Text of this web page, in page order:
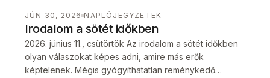
JÚN 30, 2026 NAPLÓJEGYZETEK
Irodalom a sötét időkben
2026. június 11., csütörtök Az irodalom a sötét időkben
olyan válaszokat képes adni, amire más erők
képtelenek. Mégis gyógyíthatatlan reménykedő